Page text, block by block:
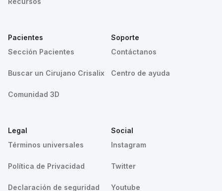
Pacientes
Sección Pacientes
Buscar un Cirujano Crisalix
Comunidad 3D
Soporte
Contáctanos
Centro de ayuda
Legal
Términos universales
Política de Privacidad
Declaración de seguridad
Social
Instagram
Twitter
Youtube